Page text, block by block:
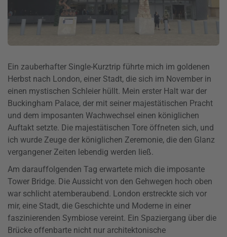
Ein zauberhafter Single-Kurztrip führte mich im goldenen
Herbst nach London, einer Stadt, die sich im November in
einen mystischen Schleier hüllt. Mein erster Halt war der
Buckingham Palace, der mit seiner majestätischen Pracht
und dem imposanten Wachwechsel einen königlichen
Auftakt setzte. Die majestätischen Tore öffneten sich, und
ich wurde Zeuge der königlichen Zeremonie, die den Glanz
vergangener Zeiten lebendig werden ließ.
Am darauffolgenden Tag erwartete mich die imposante
Tower Bridge. Die Aussicht von den Gehwegen hoch oben
war schlicht atemberaubend. London erstreckte sich vor
mir, eine Stadt, die Geschichte und Moderne in einer
faszinierenden Symbiose vereint. Ein Spaziergang über die
Brücke offenbarte nicht nur architektonische